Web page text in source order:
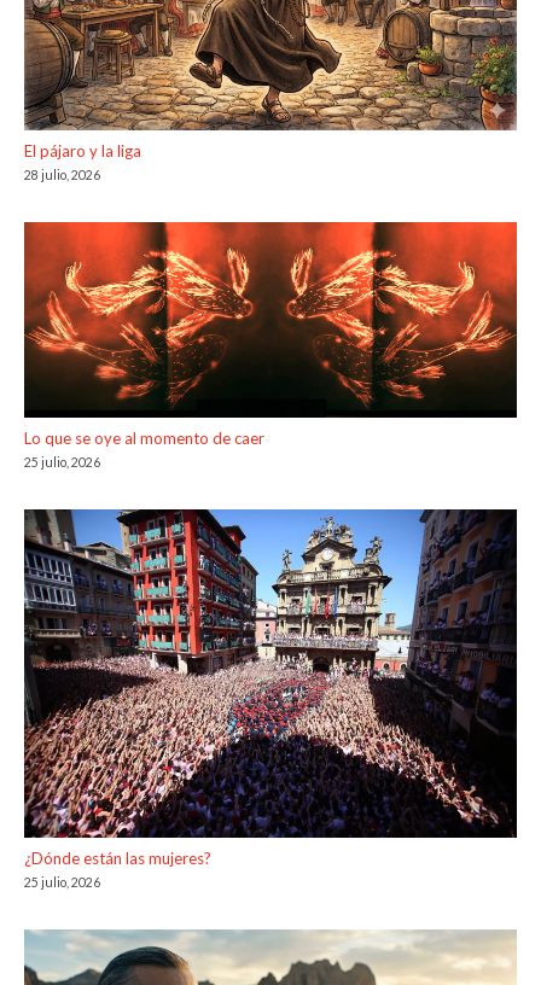
El pájaro y la liga
28 julio, 2026
Lo que se oye al momento de caer
25 julio, 2026
¿Dónde están las mujeres?
25 julio, 2026